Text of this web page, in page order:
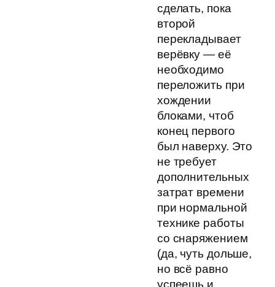
сделать, пока
второй
перекладывает
верёвку — её
необходимо
переложить при
хождении
блоками, чтоб
конец первого
был наверху. Это
не требует
дополнительных
затрат времени
при нормальной
технике работы
со снаряжением
(да, чуть дольше,
но всё равно
успеешь и